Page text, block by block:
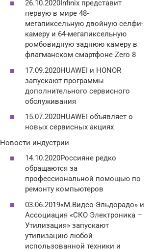
26.10.2020Infinix представит
первую в мире 48-
мегапиксельную двойную селфи-
камеру и 64-мегапиксельную
ромбовидную заднюю камеру в
флагманском смартфоне Zero 8
17.09.2020HUAWEI и HONOR
запускают программы
дополнительного сервисного
обслуживания
15.07.2020HUAWEI объявляет о
новых сервисных акциях
Новости индустрии
14.10.2020Россияне редко
обращаются за
профессиональной помощью по
ремонту компьютеров
03.06.2019«М.Видео-Эльдорадо» и
Ассоциация «СКО Электроника –
Утилизация» запускают
утилизацию любой
использованной техники и